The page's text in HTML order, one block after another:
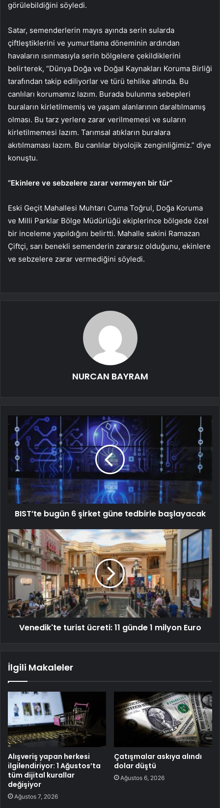
görülebildiğini söyledi.
Satar, semenderlerin mayıs ayında serin sularda
çiftleştiklerini ve yumurtlama döneminin ardından
havaların ısınmasıyla serin bölgelere çekildiklerini
belirterek, “Dünya Doğa ve Doğal Kaynakları Koruma Birliği
tarafından takip ediliyorlar ve türü tehlike altında. Bu
canlıları korumamız lazım. Burada bulunma sebepleri
buraların kirletilmemiş ve yaşam alanlarının daraltılmamış
olması. Bu tarz yerlere zarar verilmemesi ve suların
kirletilmemesi lazım. Tarımsal atıkların buralara
akıtılmaması lazım. Bu canlılar biyolojik zenginliğimiz.” diye
konuştu.
“Ekinlere ve sebzelere zarar vermeyen bir tür”
Eski Geçit Mahallesi Muhtarı Cuma Toğrul, Doğa Koruma
ve Milli Parklar Bölge Müdürlüğü ekiplerince bölgede özel
bir inceleme yapıldığını belirtti. Mahalle sakini Ramazan
Çiftçi, sarı benekli semenderin zararsız olduğunu, ekinlere
ve sebzelere zarar vermediğini söyledi.
NURCAN BAYRAM
BIST’te bugün 6 şirket güne tedbirle başlayacak
Venedik'te turist ücreti: 11 günde 1 milyon Euro
İlgili Makaleler
Alışveriş yapan herkesi
ilgilendiriyor: 1 Ağustos’ta
tüm dijital kurallar
değişiyor
Ağustos 7, 2026
Çatışmalar askıya alındı
dolar düştü
Ağustos 6, 2026